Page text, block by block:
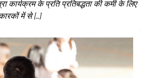
कार्यक्रम के प्रति प्रतिबद्धता की कमी के लिए
में से […]